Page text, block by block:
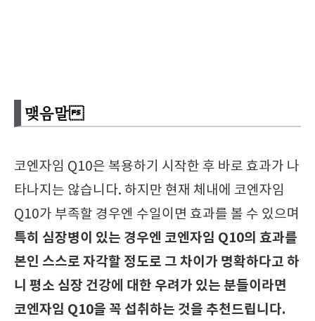
맺음말
코엔자임 Q10은 복용하기 시작한 후 바로 효과가 나
타나지는 않습니다. 하지만 현재 체내에 코엔자임
Q10가 부족할 경우엔 수일이면 효과를 볼 수 있으며
특히 심장병이 있는 경우엔 코엔자임 Q10의 효과를
본인 스스로 자각할 정도로 그 차이가 명확하다고 하
니 평소 심장 건강에 대한 우려가 있는 분들이라면
코엔자임 Q10을 꼭 섭취하는 것을 추천드립니다.